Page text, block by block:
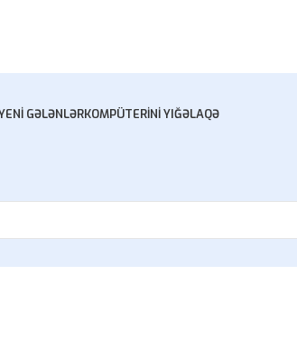
GƏLƏNLƏRKOMPÜTERINI YIĞƏLAQƏ